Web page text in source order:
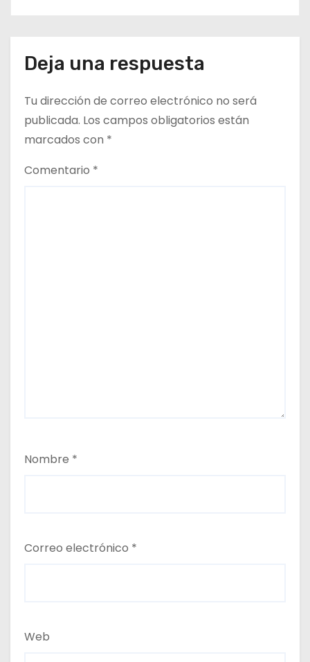
Deja una respuesta
Tu dirección de correo electrónico no será
publicada. Los campos obligatorios están
marcados con *
Comentario *
Nombre *
Correo electrónico *
Web